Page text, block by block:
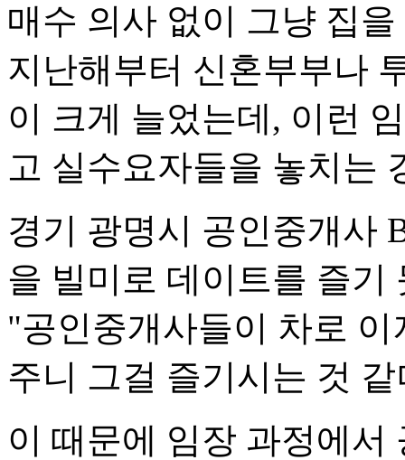
매수 의사 없이 그냥 집
지난해부터 신혼부부나
이 크게 늘었는데, 이런
고 실수요자들을 놓치는
경기 광명시 공인중개사
을 빌미로 데이트를 즐
"공인중개사들이 차로
주니 그걸 즐기시는 것
이 때문에 임장 과정에